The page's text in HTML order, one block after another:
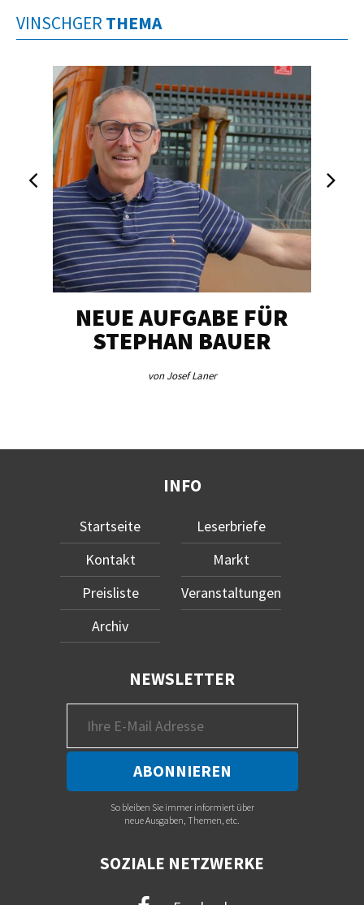
VINSCHGER THEMA
NEUE AUFGABE FÜR
STEPHAN BAUER
von Josef Laner
INFO
Startseite
Kontakt
Preisliste
Archiv
Leserbriefe
Markt
Veranstaltungen
NEWSLETTER
So bleiben Sie immer informiert über
neue Ausgaben, Themen, etc.
SOZIALE NETZWERKE